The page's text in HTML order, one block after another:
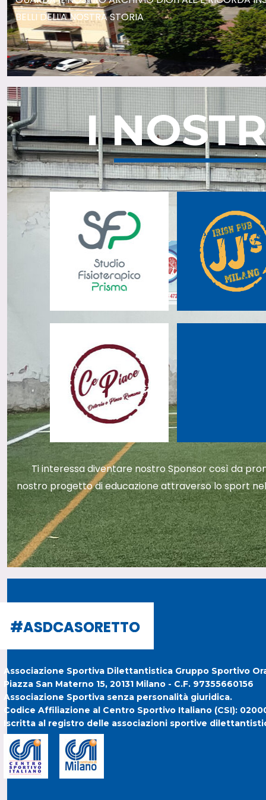
#ASDCASORETTO
#ASDCASORETTO
Associazione Sportiva Dilettantistica Gruppo Sportivo
Piazza San Materno 15, 20131 Milano - C.F. 97355660156
Associazione Sportiva senza personalità giuridica.
Codice Affiliazione al Centro Sportivo Italiano (CSI):
Iscritta al registro delle associazioni sportive
BELLI DELLA NOSTRA STORIA
I
Ti interessa diventare nostro Sponsor così da
nostro progetto di educazione attraverso lo sport